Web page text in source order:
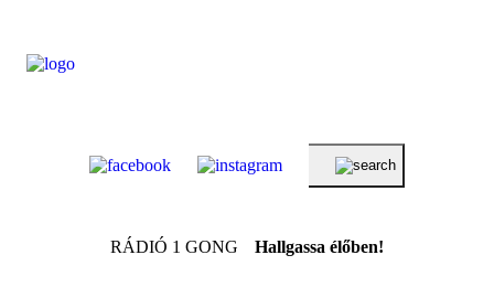
RÁDIÓ 1 GONG Hallgassa élőben!